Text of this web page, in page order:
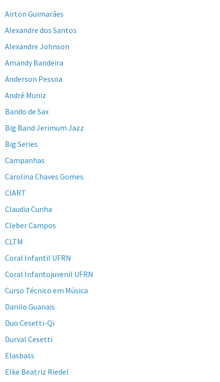
Airton Guimarães
Alexandre dos Santos
Alexandre Johnson
Amandy Bandeira
Anderson Pessoa
André Muniz
Bando de Sax
Big Band Jerimum Jazz
Big Series
Campanhas
Carolina Chaves Gomes
CIART
Claudia Cunha
Cleber Campos
CLTM
Coral Infantil UFRN
Coral Infantojuvenil UFRN
Curso Técnico em Música
Danilo Guanais
Duo Cesetti-Qi
Durval Cesetti
Elasbass
Elke Beatriz Riedel